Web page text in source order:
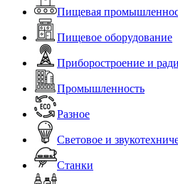
Пищевая
Пищевое оборудование
Приборостроение и
Промышленность
Разное
Световое и
Станки